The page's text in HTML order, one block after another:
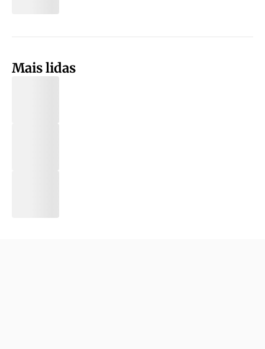
Mais lidas